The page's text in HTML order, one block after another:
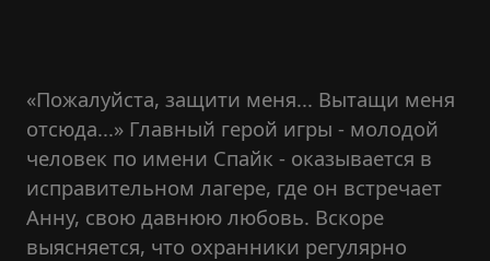
«Пожалуйста, защити меня... Вытащи меня
отсюда...» Главный герой игры - молодой
человек по имени Спайк - оказывается в
исправительном лагере, где он встречает
Анну, свою давнюю любовь. Вскоре
выясняется, что охранники регулярно